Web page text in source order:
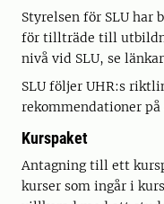
Styrelsen för SLU har
för tillträde till
nivå vid SLU, se
SLU följer UHR:s
rekommendationer på
Kurspaket
Antagning till ett
kurser som ingår i